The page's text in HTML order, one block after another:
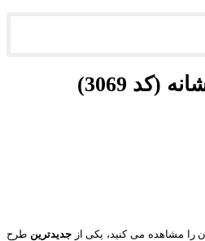
را مشاهده می کنید، یکی ازجدیدترین طرح